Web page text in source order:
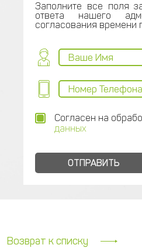
Заполните все поля
ответа нашего
согласования времени
Согласен на
данных
Возврат к списку